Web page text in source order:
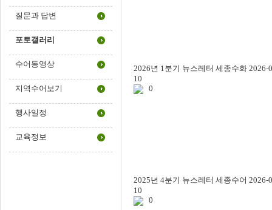
질문과 답변
포토갤러리
수어동영상
지역수어보기
행사일정
교육정보
2026년 1분기 뉴스레터 세종수화 2026-
10
0
2025년 4분기 뉴스레터 세종수어 2026-
10
0